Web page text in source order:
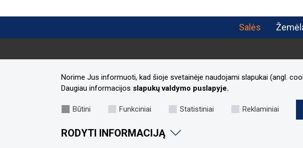
Salės
Adresas:Laisvės al. 96, Kaunas 44251
Tel.nr.:+370 37 73 34 49
Norime Jus informuoti, kad šioje svetainėje naudojami slapukai (angl.
Daugiau informacijos slapukų valdymo puslapyje.
Būtini Funkciniai Statistiniai Reklaminiai
RODYTI INFORMACIJĄ